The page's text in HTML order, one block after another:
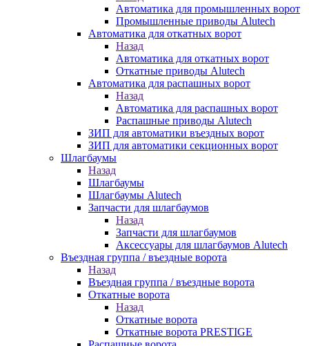
Автоматика для промышленных ворот
Промышленные приводы Alutech
Автоматика для откатных ворот
Назад
Автоматика для откатных ворот
Откатные приводы Alutech
Автоматика для распашных ворот
Назад
Автоматика для распашных ворот
Распашные приводы Alutech
ЗИП для автоматики въездных ворот
ЗИП для автоматики секционных ворот
Шлагбаумы
Назад
Шлагбаумы
Шлагбаумы Alutech
Запчасти для шлагбаумов
Назад
Запчасти для шлагбаумов
Аксессуары для шлагбаумов Alutech
Въездная группа / въездные ворота
Назад
Въездная группа / въездные ворота
Откатные ворота
Назад
Откатные ворота
Откатные ворота PRESTIGE